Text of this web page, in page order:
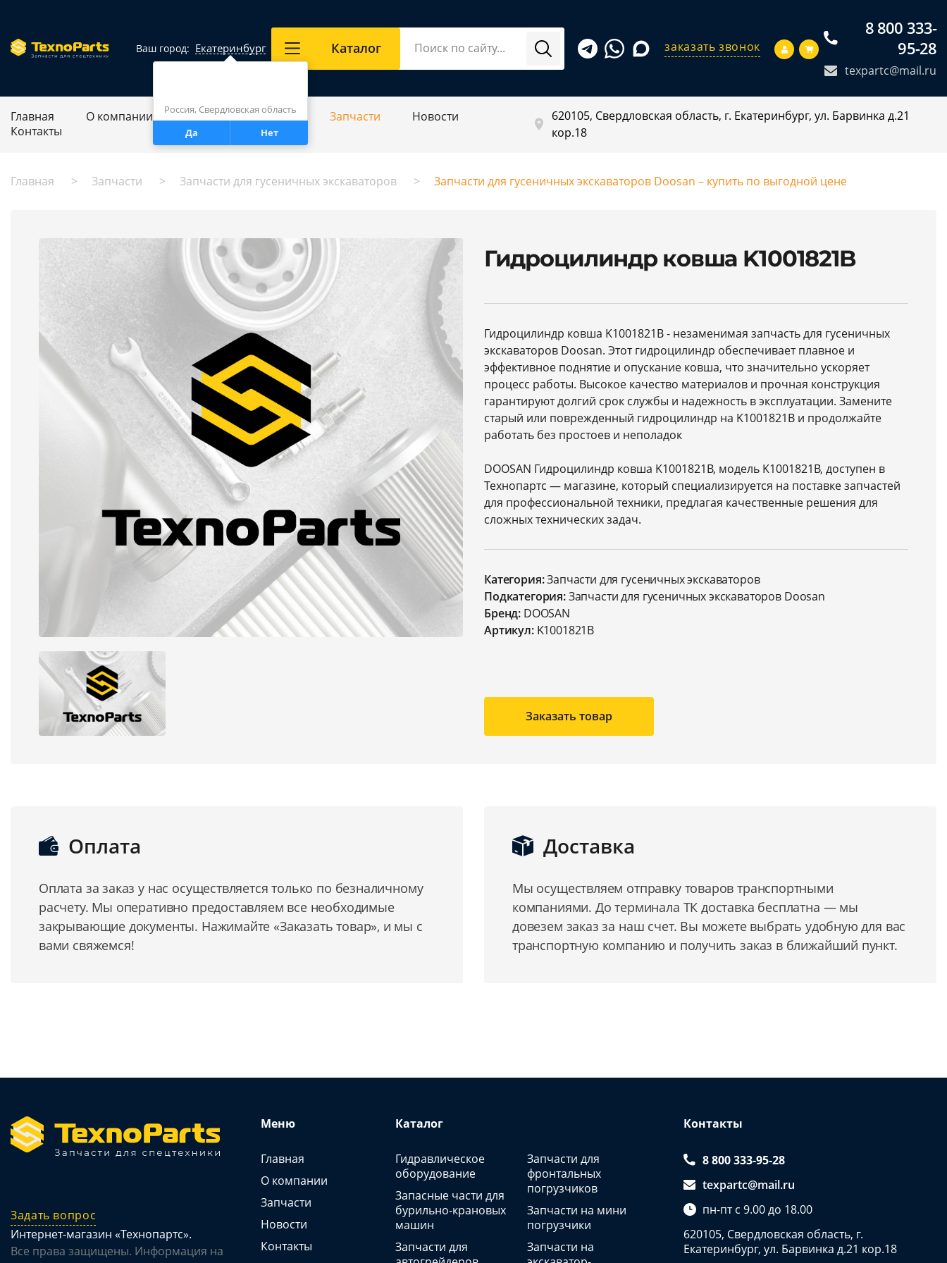
Ваш город: Екатеринбург
Россия, Свердловская область
Да
Нет
Каталог заказать звонок
8 800 333-
95-28
texpartc@mail.ru
Главная О компании Ремонт спецтехники Запчасти
Новости
Контакты
620105, Свердловская область, г. Екатеринбург, ул. Барвинка д.21
кор.18
Главная Запчасти Запчасти для гусеничных экскаваторов Запчасти для гусеничных экскаваторов Doosan – купить по выгодной цене
Гидроцилиндр ковша K1001821B
Гидроцилиндр ковша K1001821B - незаменимая запчасть для гусеничных
экскаваторов Doosan. Этот гидроцилиндр обеспечивает плавное и
эффективное поднятие и опускание ковша, что значительно ускоряет
процесс работы. Высокое качество материалов и прочная конструкция
гарантируют долгий срок службы и надежность в эксплуатации. Замените
старый или поврежденный гидроцилиндр на K1001821B и продолжайте
работать без простоев и неполадок
DOOSAN Гидроцилиндр ковша K1001821B, модель K1001821B, доступен в
Технопартс — магазине, который специализируется на поставке запчастей
для профессиональной техники, предлагая качественные решения для
сложных технических задач.
Категория:Запчасти для гусеничных экскаваторов
Подкатегория:Запчасти для гусеничных экскаваторов Doosan
Бренд: DOOSAN
Артикул:K1001821B
Заказать товар
Оплата
Оплата за заказ у нас осуществляется только по безналичному
расчету. Мы оперативно предоставляем все необходимые
закрывающие документы. Нажимайте «Заказать товар», и мы с
вами свяжемся!
Доставка
Мы осуществляем отправку товаров транспортными
компаниями. До терминала ТК доставка бесплатна — мы
довезем заказ за наш счет. Вы можете выбрать удобную для вас
транспортную компанию и получить заказ в ближайший пункт.
Задать вопрос
Интернет-магазин «Технопартс».
Все права защищены. Информация на
Меню
Главная
О компании
Запчасти
Новости
Контакты
Каталог
Гидравлическое
оборудование
Запасные части для
бурильно-крановых
машин
Запчасти для
Запчасти для
фронтальных
погрузчиков
Запчасти на мини
погрузчики
Запчасти на
Контакты
8 800 333-95-28
texpartc@mail.ru
пн-пт с 9.00 до 18.00
620105, Свердловская область, г.
Екатеринбург, ул. Барвинка д.21 кор.18